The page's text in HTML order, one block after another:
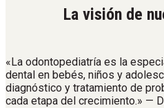
La visión de
«La odontopediatría es la
dental en bebés, niños y
diagnóstico y tratamiento de
cada etapa del crecimiento.» —